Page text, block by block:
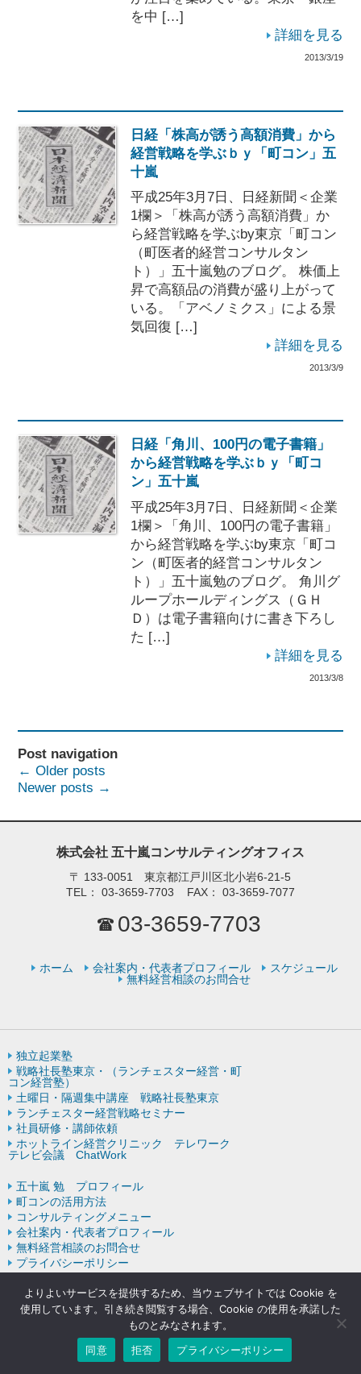
を中 […]
詳細を見る
2013/3/19
日経「株高が誘う高額消費」から
経営戦略を学ぶｂｙ「町コン」五
十嵐
平成25年3月7日、日経新聞＜企業
1欄＞「株高が誘う高額消費」か
ら経営戦略を学ぶby東京「町コン
（町医者的経営コンサルタン
ト）」五十嵐勉のブログ。 株価上
昇で高額品の消費が盛り上がって
いる。「アベノミクス」による景
気回復 […]
詳細を見る
2013/3/9
日経「角川、100円の電子書籍」
から経営戦略を学ぶｂｙ「町コ
ン」五十嵐
平成25年3月7日、日経新聞＜企業
1欄＞「角川、100円の電子書籍」
から経営戦略を学ぶby東京「町コ
ン（町医者的経営コンサルタン
ト）」五十嵐勉のブログ。 角川グ
ループホールディングス（ＧＨ
Ｄ）は電子書籍向けに書き下ろし
た […]
詳細を見る
2013/3/8
Post navigation
← Older posts
Newer posts →
株式会社 五十嵐コンサルティングオフィス
〒 133-0051 東京都江戸川区北小岩6-21-5
TEL：
03-3659-7703 FAX： 03-3659-7077
03-3659-7703
ホーム 会社案内・代表者プロフィール
スケジュール
無料経営相談のお問合せ
独立起業塾
戦略社長塾東京・（ランチェスター経営・町
コン経営塾）
土曜日・隔週集中講座 戦略社長塾東京
ランチェスター経営戦略セミナー
社員研修・講師依頼
ホットライン経営クリニック テレワーク
テレビ会議 ChatWork
五十嵐 勉 プロフィール
町コンの活用方法
コンサルティングメニュー
会社案内・代表者プロフィール
無料経営相談のお問合せ
プライバシーポリシー
Copyright © ランチェスターの法則を学ぶなら五十嵐コンサルティン
グオフィス All rights resereved.
Powered by DJCOM Inc.
よりよいサービスを提供するため、当ウェブサイトでは Cookie を
使用しています。引き続き閲覧する場合、Cookie の使用を承諾した
ものとみなされます。
同意
拒否 プライバシーポリシー